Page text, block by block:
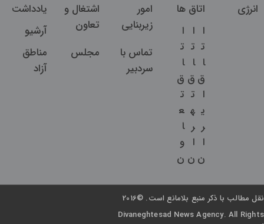
انرژی
اتاق ها
ا
ت
ا
ق
ا
ی
ر
ا
ن
ا
ت
ا
ق
ت
ه
ر
ا
ن
ا
ت
ا
ق
ت
ع
ا
و
ن
امور
زیربنایی
اشتغال و
تعاون
یادداشت
آرشیو
تماس با
سردبیر
مجلس
مناطق
آزاد
نقل مطالب با ذکر منبع بلامانع است. ©2016
Divaneghtesad News Agency. All Rights